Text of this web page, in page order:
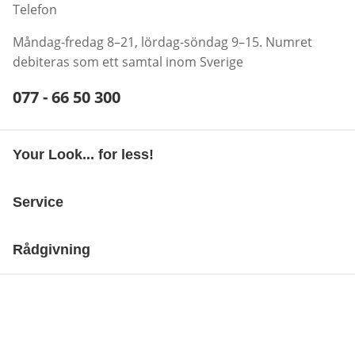
Telefon
Måndag-fredag 8–21, lördag-söndag 9–15. Numret
debiteras som ett samtal inom Sverige
Telefonnummer:
077 - 66 50 300
Your Look... for less!
Service
Rådgivning